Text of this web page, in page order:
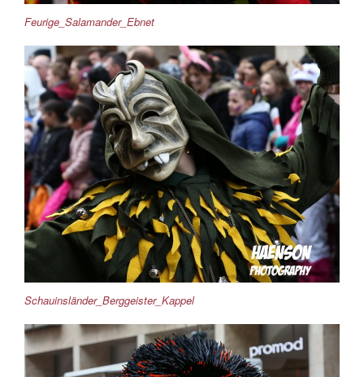
Feurige_Salamander_Ebnet
Schauinsländer_Berggeister_Kappel